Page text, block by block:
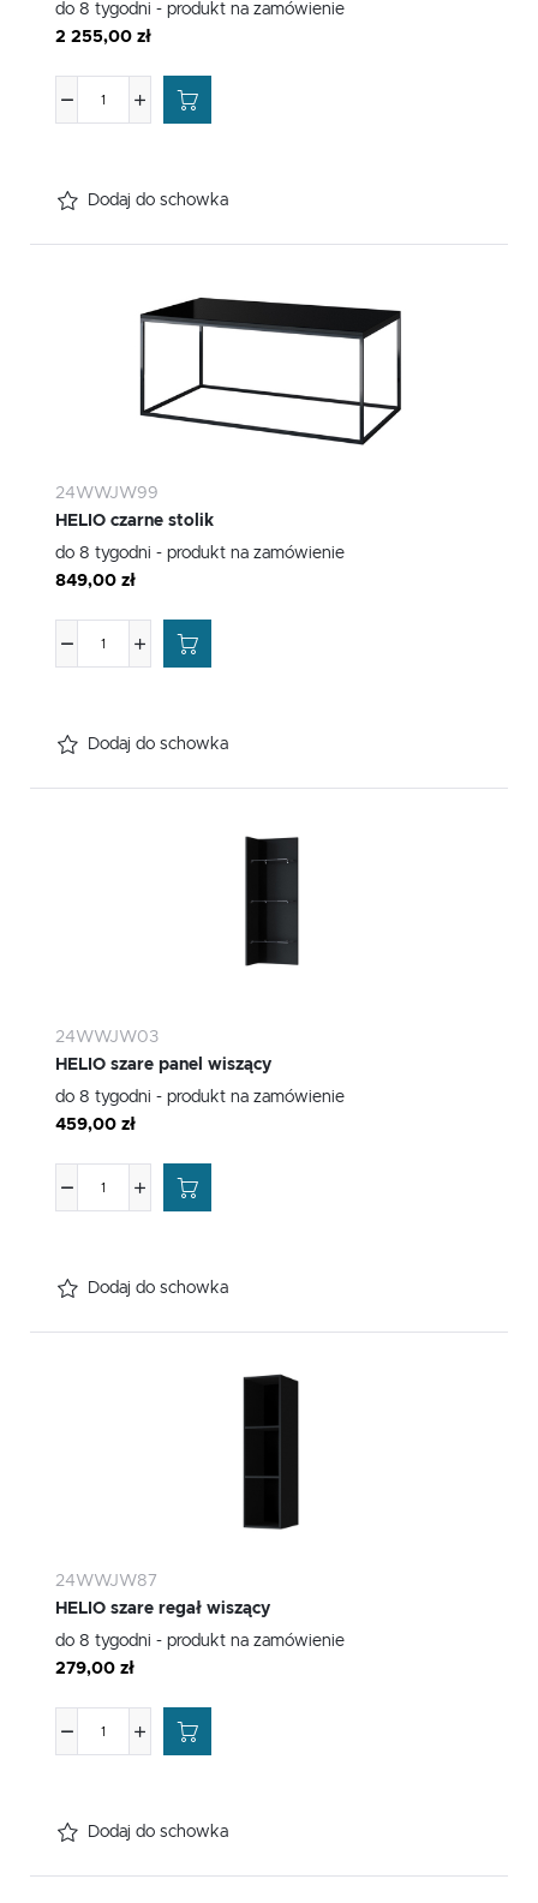
do 8 tygodni - produkt na zamówienie
2 255,00 zł
Dodaj do schowka
24WWJW99
HELIO czarne stolik
do 8 tygodni - produkt na zamówienie
849,00 zł
Dodaj do schowka
24WWJW03
HELIO szare panel wiszący
do 8 tygodni - produkt na zamówienie
459,00 zł
Dodaj do schowka
24WWJW87
HELIO szare regał wiszący
do 8 tygodni - produkt na zamówienie
279,00 zł
Dodaj do schowka